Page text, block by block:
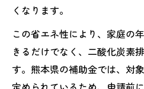
くなります。
この省エネ性により、家庭の
きるだけでなく、二酸化炭素
す。熊本県の補助金では、対